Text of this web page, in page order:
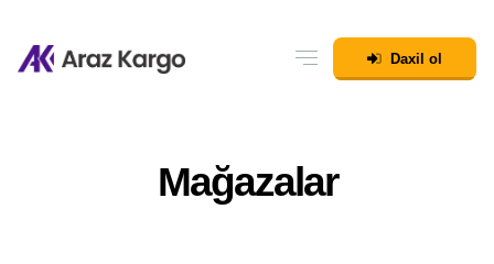
Daxil ol
Mağazalar